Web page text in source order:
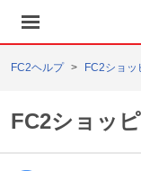
FC2ヘルプ FC2ショッ
FC2ショッ